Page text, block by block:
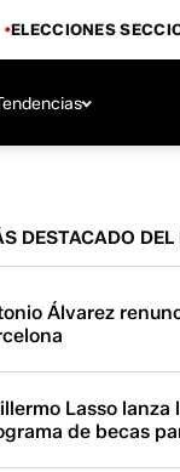
ELECCIONES
DESTACADO DEL
Álvarez
Lasso
de becas